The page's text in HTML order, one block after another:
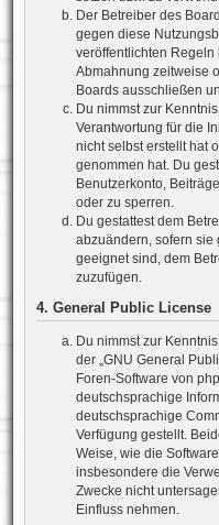
Der Betreiber des
gegen diese
veröffentlichten
Abmahnung zeitweise
Boards ausschließen
Du nimmst zur
Verantwortung für die
nicht selbst erstellt hat
genommen hat. Du
Benutzerkonto,
oder zu sperren.
Du gestattest dem
abzuändern, sofern sie
geeignet sind, dem
zuzufügen.
4. General Public License
Du nimmst zur
der „GNU General
Foren-Software von
deutschsprachige
deutschsprachige
Verfügung gestellt.
Weise, wie die
insbesondere die
Zwecke nicht
Einfluss nehmen.